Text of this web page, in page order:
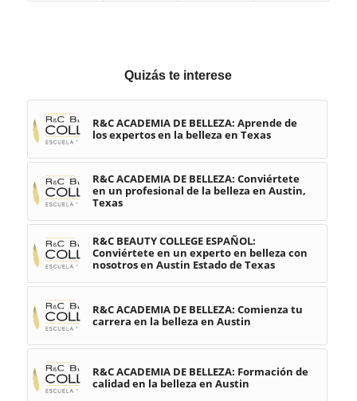
Quizás te interese
R&C ACADEMIA DE BELLEZA: Aprende de
los expertos en la belleza en Texas
R&C ACADEMIA DE BELLEZA: Conviértete
en un profesional de la belleza en Austin,
Texas
R&C BEAUTY COLLEGE ESPAÑOL:
Conviértete en un experto en belleza con
nosotros en Austin Estado de Texas
R&C ACADEMIA DE BELLEZA: Comienza tu
carrera en la belleza en Austin
R&C ACADEMIA DE BELLEZA: Formación de
calidad en la belleza en Austin